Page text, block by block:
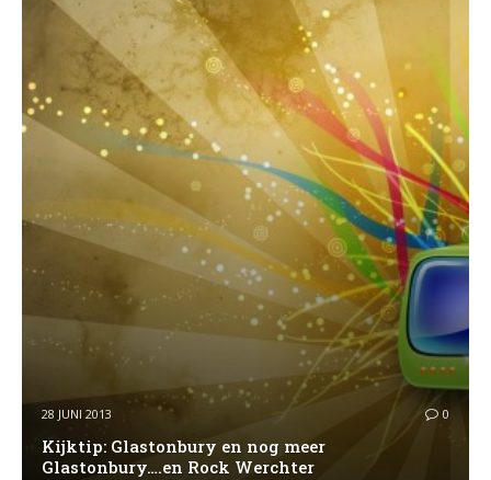
28 JUNI 2013 0
Kijktip: Glastonbury en nog meer
Glastonbury….en Rock Werchter